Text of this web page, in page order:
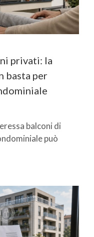
privati: la
basta per
balconi di
può